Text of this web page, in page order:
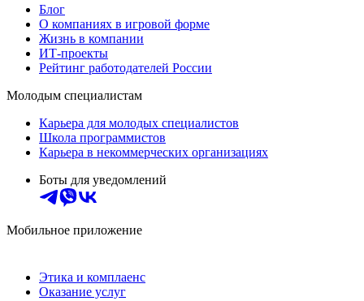
Блог
О компаниях в игровой форме
Жизнь в компании
ИТ-проекты
Рейтинг работодателей России
Молодым специалистам
Карьера для молодых специалистов
Школа программистов
Карьера в некоммерческих организациях
Боты для уведомлений
Мобильное приложение
Этика и комплаенс
Оказание услуг